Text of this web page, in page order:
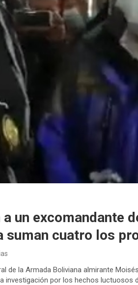
un excomandante
suman cuatro los
de la Armada Boliviana almirante
investigación por los hechos luctuosos